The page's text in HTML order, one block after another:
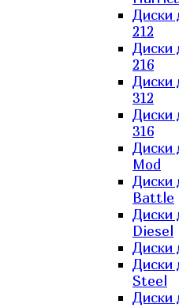
Диски
212
Диски
216
Диски
312
Диски
316
Диски
Mod
Диски
Battle
Диски
Diesel
Диски
Диски
Steel
Диски